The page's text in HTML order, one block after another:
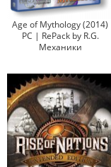
Age of Mythology (2014)
PC | RePack by R.G.
Механики